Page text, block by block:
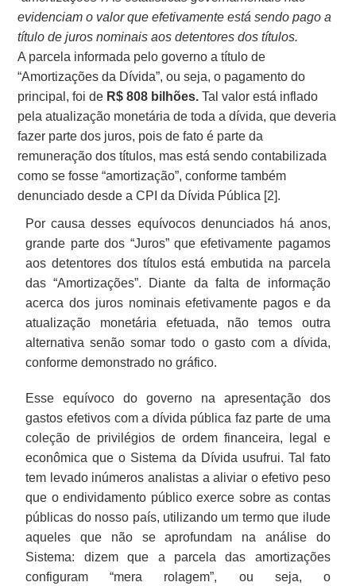
evidenciam o valor que efetivamente está sendo pago a
título de juros nominais aos detentores dos títulos.
A parcela informada pelo governo a título de
“Amortizações da Dívida”, ou seja, o pagamento do
principal, foi de R$ 808 bilhões.Tal valor está inflado
pela atualização monetária de toda a dívida, que deveria
fazer parte dos juros, pois de fato é parte da
remuneração dos títulos, mas está sendo contabilizada
como se fosse “amortização”, conforme também
denunciado desde a CPI da Dívida Pública [2].
Por causa desses equívocos denunciados há anos,
grande parte dos “Juros” que efetivamente pagamos
aos detentores dos títulos está embutida na parcela
das “Amortizações”. Diante da falta de informação
acerca dos juros nominais efetivamente pagos e da
atualização monetária efetuada, não temos outra
alternativa senão somar todo o gasto com a dívida,
conforme demonstrado no gráfico.
Esse equívoco do governo na apresentação dos
gastos efetivos com a dívida pública faz parte de uma
coleção de privilégios de ordem financeira, legal e
econômica que o Sistema da Dívida usufrui. Tal fato
tem levado inúmeros analistas a aliviar o efetivo peso
que o endividamento público exerce sobre as contas
públicas do nosso país, utilizando um termo que ilude
aqueles que não se aprofundam na análise do
Sistema: dizem que a parcela das amortizações
configuram “mera rolagem”, ou seja, o